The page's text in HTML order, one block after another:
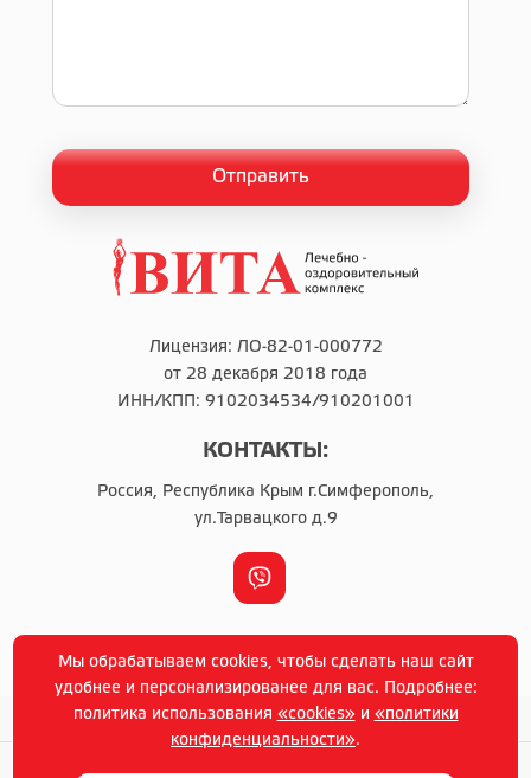
Лицензия: ЛО-82-01-000772
от 28 декабря 2018 года
ИНН/КПП: 9102034534/910201001
КОНТАКТЫ:
Россия, Республика Крым г.Симферополь,
ул.Тарвацкого д.9
г. Симферополь © Copyright 2014-2021 г
Политика конфиденциальности
Мы обрабатываем cookies, чтобы сделать наш сайт
удобнее и персонализированее для вас. Подробнее:
политика использования «cookies» и «политики
конфиденциальности».